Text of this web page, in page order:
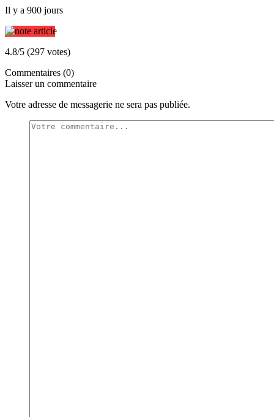
Il y a 900 jours
4.8/5 (297 votes)
Commentaires (0)
Laisser un commentaire
Votre adresse de messagerie ne sera pas publiée.